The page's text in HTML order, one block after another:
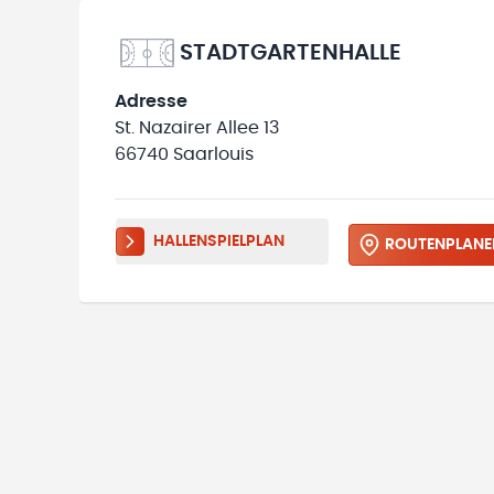
STADTGARTENHALLE
Adresse
St. Nazairer Allee 13
66740 Saarlouis
HALLENSPIELPLAN